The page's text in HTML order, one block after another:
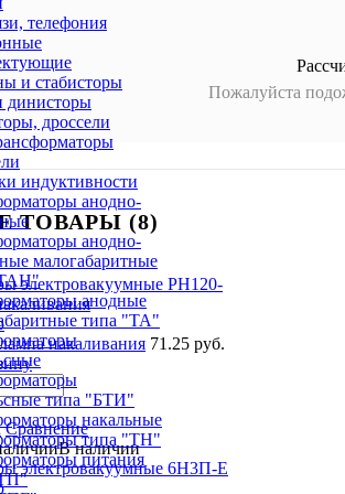
телефония
и стабисторы
динисторы
дроссели
индуктивности
анодно-
анодно-
малогабаритные
анодные
типа "ТА"
типа "БТИ"
накальные
типа "ТН"
питания
Пожалуйста
ТОВАРЫ (8)
накаливания 71.25 руб.
Сравнение
В наличии